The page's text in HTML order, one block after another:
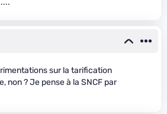
sur la tarification
non ? Je pense à la SNCF par